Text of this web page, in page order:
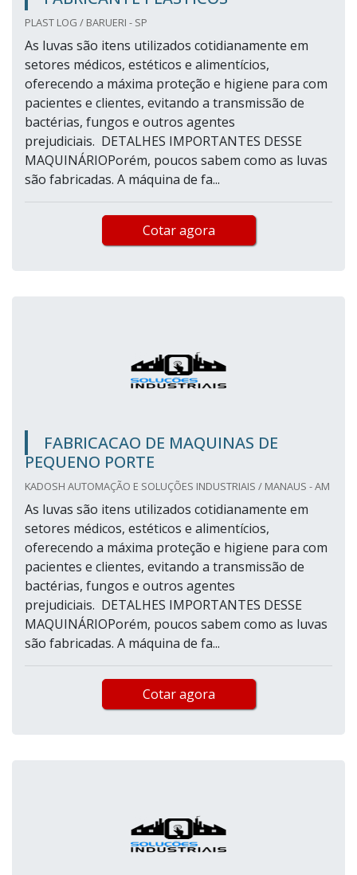
PLAST LOG / BARUERI - SP
As luvas são itens utilizados cotidianamente em
setores médicos, estéticos e alimentícios,
oferecendo a máxima proteção e higiene para com
pacientes e clientes, evitando a transmissão de
bactérias, fungos e outros agentes
prejudiciais. DETALHES IMPORTANTES DESSE
MAQUINÁRIOPorém, poucos sabem como as luvas
são fabricadas. A máquina de fa...
Cotar agora
FABRICACAO DE MAQUINAS DE
PEQUENO PORTE
KADOSH AUTOMAÇÃO E SOLUÇÕES INDUSTRIAIS / MANAUS - AM
As luvas são itens utilizados cotidianamente em
setores médicos, estéticos e alimentícios,
oferecendo a máxima proteção e higiene para com
pacientes e clientes, evitando a transmissão de
bactérias, fungos e outros agentes
prejudiciais. DETALHES IMPORTANTES DESSE
MAQUINÁRIOPorém, poucos sabem como as luvas
são fabricadas. A máquina de fa...
Cotar agora